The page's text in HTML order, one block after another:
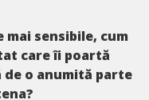
sensibile, cum
care îi poartă
o anumită parte